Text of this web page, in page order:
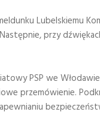
Lubelskiemu
przy
PSP we
przemówienie.